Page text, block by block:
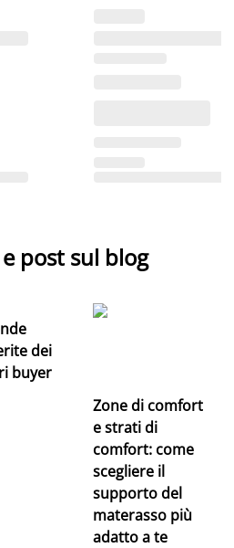
post sul blog
dei
buyer
Zone di comfort
e strati di
comfort: come
scegliere il
supporto del
materasso più
adatto a te